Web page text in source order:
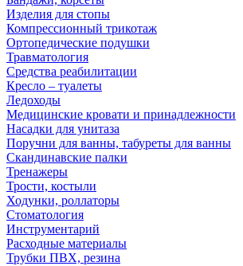
Изделия для стопы
Компрессионный трикотаж
Ортопедические подушки
Травматология
Средства реабилитации
Кресло – туалеты
Ледоходы
Медицинские кровати и принадлежности
Насадки для унитаза
Поручни для ванны, табуреты для ванны
Скандинавские палки
Тренажеры
Трости, костыли
Ходунки, роллаторы
Стоматология
Инструментарий
Расходные материалы
Трубки ПВХ, резина